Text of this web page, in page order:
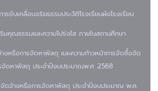
ารขับเคลื่อนจริยธรรมประวัติโรงเรียนผังโรงเรียน
มคุณธรรมและความโปร่งใส ภายในสถานศึกษา
งหรือการจัดหาพัสดุ และความก้าวหน้าการจัดซื้อจัด
จัดหาพัสดุ ประจำปีงบประมาณพ.ศ .2568
ดจ้างหรือการจัดหาพัสดุ ประจำปีงบประมาณ พ.ศ.